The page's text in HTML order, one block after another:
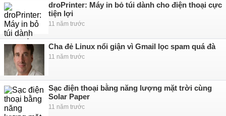
droPrinter: Máy in bỏ túi dành cho điện thoại cực
tiện lợi
11 năm trước
Cha đẻ Linux nổi giận vì Gmail lọc spam quá đà
11 năm trước
Sạc điện thoại bằng năng lượng mặt trời cùng
Solar Paper
11 năm trước